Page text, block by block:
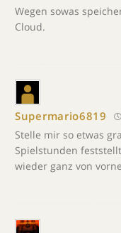
Wegen sowas
Cloud.
Supermario6819
Stelle mir so etwas
Spielstunden
wieder ganz von